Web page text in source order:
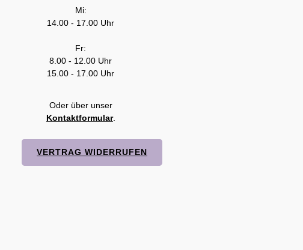
Mi:
14.00 - 17.00 Uhr
Fr:
8.00 - 12.00 Uhr
15.00 - 17.00 Uhr
Oder über unser
Kontaktformular.
VERTRAG WIDERRUFEN